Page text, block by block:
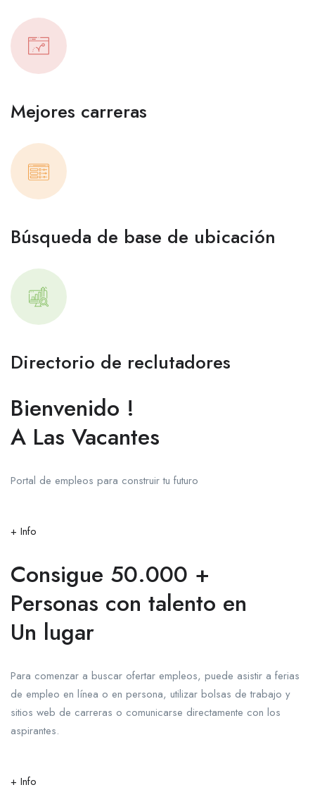
Mejores carreras
Búsqueda de base de ubicación
Directorio de reclutadores
Bienvenido !
A Las Vacantes
Portal de empleos para construir tu futuro
+ Info
Consigue 50.000 +
Personas con talento en
Un lugar
Para comenzar a buscar ofertar empleos, puede asistir a ferias
de empleo en línea o en persona, utilizar bolsas de trabajo y
sitios web de carreras o comunicarse directamente con los
aspirantes.
+ Info